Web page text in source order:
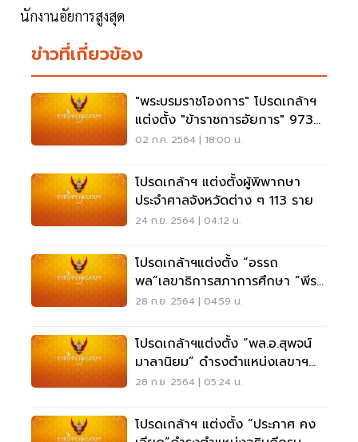
นักงานอัยการสูงสุด
ข่าวที่เกี่ยวข้อง
"พระบรมราชโองการ" โปรดเกล้าฯ
แต่งตั้ง "ข้าราชการอัยการ" 973
ราย
02 ก.ค. 2564 | 18:00 น.
โปรดเกล้าฯ แต่งตั้งผู้พิพากษา
ประจำศาลจังหวัดต่าง ๆ 113 ราย
24 ก.ย. 2564 | 04:12 น.
โปรดเกล้าฯแต่งตั้ง “อรรถ
พล”เลขาธิการสภาการศึกษา “พีร
ศักดิ์”เลขาฯ สช.
28 ก.ย. 2564 | 04:59 น.
โปรดเกล้าฯแต่งตั้ง “พล.อ.สุพจน์
มาลานิยม” ดำรงตำแหน่งเลขาฯ
สมช.
28 ก.ย. 2564 | 05:24 น.
โปรดเกล้าฯ แต่งตั้ง “ประภาศ คง